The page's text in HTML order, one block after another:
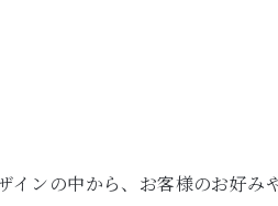
ンの中から、お客様のお好み